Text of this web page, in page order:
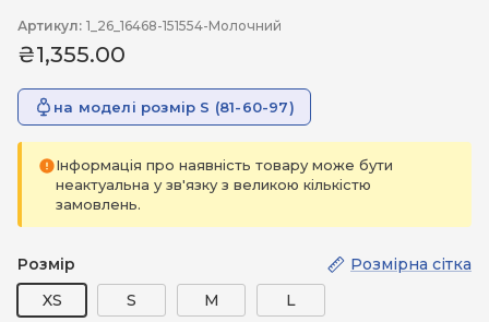
Артикул: 1_26_16468-151554-Молочний
₴1,355.00
на моделі розмір S (81-60-97)
Інформація про наявність товару може бути
неактуальна у зв'язку з великою кількістю
замовлень.
Розмір
Розмірна сітка
XS
S M L